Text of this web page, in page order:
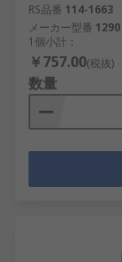
RS品番 114-1663
メーカー型番 1290
1個小計：
￥757.00(税抜)
数量